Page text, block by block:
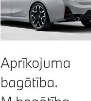
Aprīkojuma
bagātība.